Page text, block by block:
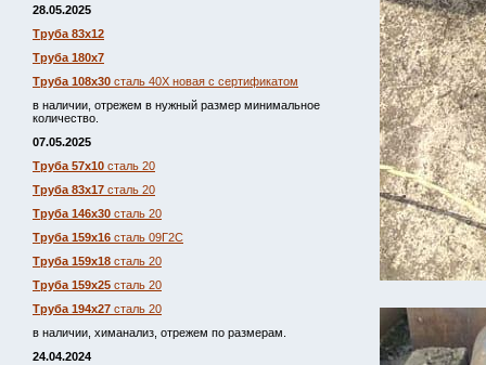
28.05.2025
Труба 83х12
Труба 180х7
Труба 108х30 сталь 40Х новая с сертификатом
в наличии, отрежем в нужный размер минимальное
количество.
07.05.2025
Труба 57х10 сталь 20
Труба 83х17 сталь 20
Труба 146х30 сталь 20
Труба 159х16 сталь 09Г2С
Труба 159х18 сталь 20
Труба 159х25 сталь 20
Труба 194х27 сталь 20
в наличии, химанализ, отрежем по размерам.
24.04.2024